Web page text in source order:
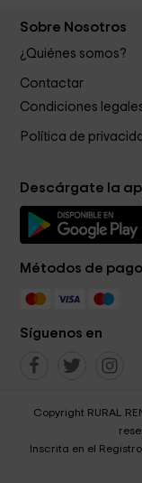
Sobre Nosotros
¿Quiénes somos?
Contactar
Condiciones
Política de
Descárgate la
Métodos de pago
Síguenos en
Copyright RURAL
Inscrita en el